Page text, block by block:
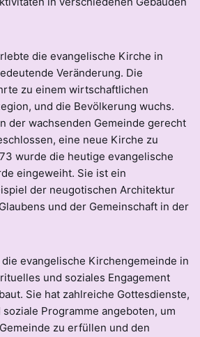
die evangelische Kirche in
Veränderung. Die
zu einem wirtschaftlichen
und die Bevölkerung wuchs.
der wachsenden Gemeinde gerecht
eine neue Kirche zu
wurde die heutige evangelische
eingeweiht. Sie ist ein
der neugotischen Architektur
und der Gemeinschaft in der
evangelische Kirchengemeinde in
und soziales Engagement
Sie hat zahlreiche Gottesdienste,
Programme angeboten, um
zu erfüllen und den